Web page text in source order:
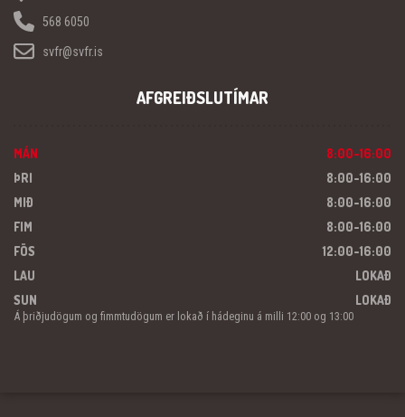
568 6050
svfr@svfr.is
AFGREIÐSLUTÍMAR
MÁN
8:00-16:00
ÞRI
8:00-16:00
MIÐ
8:00-16:00
FIM
8:00-16:00
FÖS
12:00-16:00
LAU
LOKAÐ
SUN
LOKAÐ
Á þriðjudögum og fimmtudögum er lokað í hádeginu á milli 12:00 og 13:00